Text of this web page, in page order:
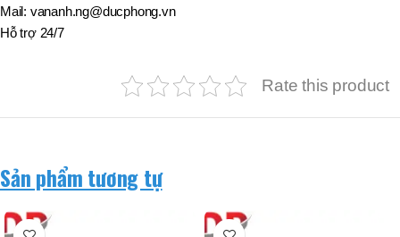
Mail: vananh.ng@ducphong.vn
Hỗ trợ 24/7
Rate this product
Sản phẩm tương tự